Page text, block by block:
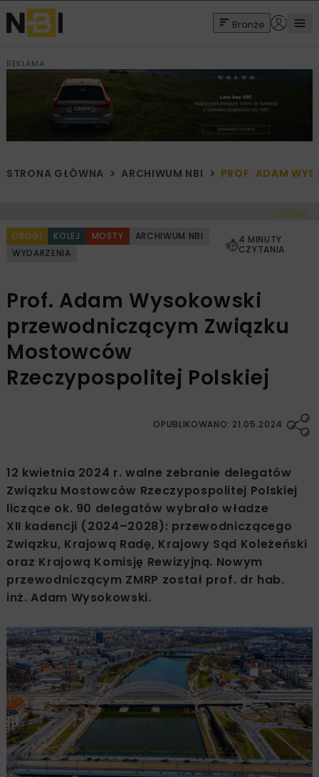
Branże
REKLAMA
STRONA GŁÓWNA ARCHIWUM NBI PROF. ADAM
< Cofnij
DROGI KOLEJ MOSTY
ARCHIWUM NBI
WYDARZENIA
4 MINUTY
CZYTANIA
Prof. Adam Wysokowski
przewodniczącym Związku
Mostowców
Rzeczypospolitej Polskiej
OPUBLIKOWANO: 21.05.2024
12 kwietnia 2024 r. walne zebranie delegatów
Związku Mostowców Rzeczypospolitej Polskiej
liczące ok. 90 delegatów wybrało władze
XII kadencji (2024–2028): przewodniczącego
Związku, Krajową Radę, Krajowy Sąd Koleżeński
oraz Krajową Komisję Rewizyjną. Nowym
przewodniczącym ZMRP został prof. dr hab.
inż. Adam Wysokowski.